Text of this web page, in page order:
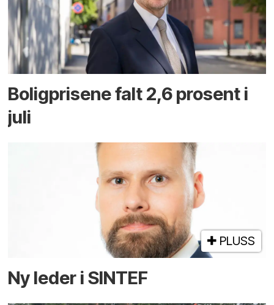
Boligprisene falt 2,6 prosent i
juli
PLUSS
Ny leder i SINTEF